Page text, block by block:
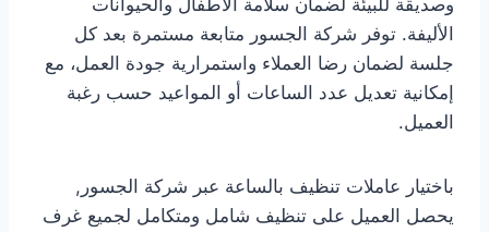
الأليفة. توفر شركة الجسور متابعة مستمرة بعد كل
جلسة لضمان رضا العملاء واستمرارية جودة العمل، مع
إمكانية تعديل عدد الساعات أو المواعيد حسب رغبة
العميل.
باختيار عاملات تنظيف بالساعة عبر شركة الجسور,
يحصل العميل على تنظيف شامل ومتكامل لجميع غرف